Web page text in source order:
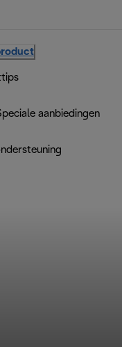
aanbiedingen